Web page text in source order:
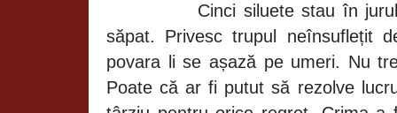
Cinci siluete stau în
săpat. Privesc trupul neînsuflețit
povara li se așază pe umeri. Nu
Poate că ar fi putut să rezolve